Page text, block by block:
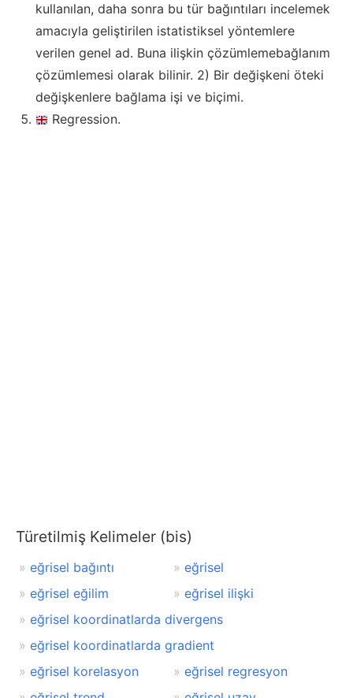
kullanılan, daha sonra bu tür bağıntıları incelemek
amacıyla geliştirilen istatistiksel yöntemlere
verilen genel ad. Buna ilişkin çözümlemebağlanım
çözümlemesi olarak bilinir. 2) Bir değişkeni öteki
değişkenlere bağlama işi ve biçimi.
Regression.
Türetilmiş Kelimeler (bis)
eğrisel bağıntı
eğrisel
eğrisel eğilim
eğrisel ilişki
eğrisel koordinatlarda divergens
eğrisel koordinatlarda gradient
eğrisel korelasyon
eğrisel regresyon